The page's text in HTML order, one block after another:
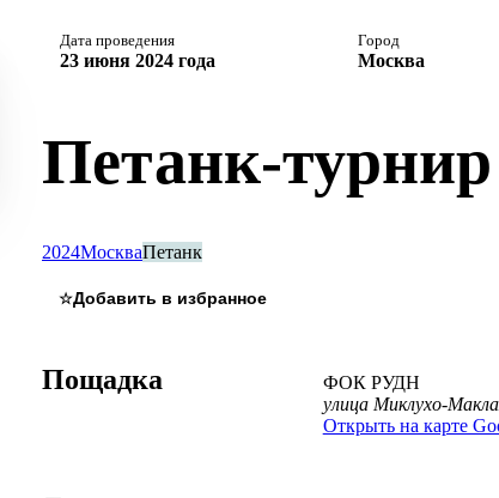
Дата проведения
23 июня 2024 года
Город
Москва
Петанк-
2024МоскваПетанк
☆
Пощадка
ФОК РУДН
улица Миклухо-
Открыть на карте